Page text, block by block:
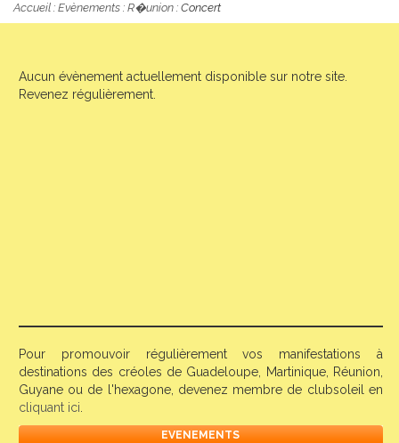
Accueil : Evènements : R�union : Concert
Aucun évènement actuellement disponible sur notre site.
Revenez régulièrement.
Pour promouvoir régulièrement vos manifestations à
destinations des créoles de Guadeloupe, Martinique, Réunion,
Guyane ou de l'hexagone, devenez membre de clubsoleil en
cliquant ici.
EVENEMENTS